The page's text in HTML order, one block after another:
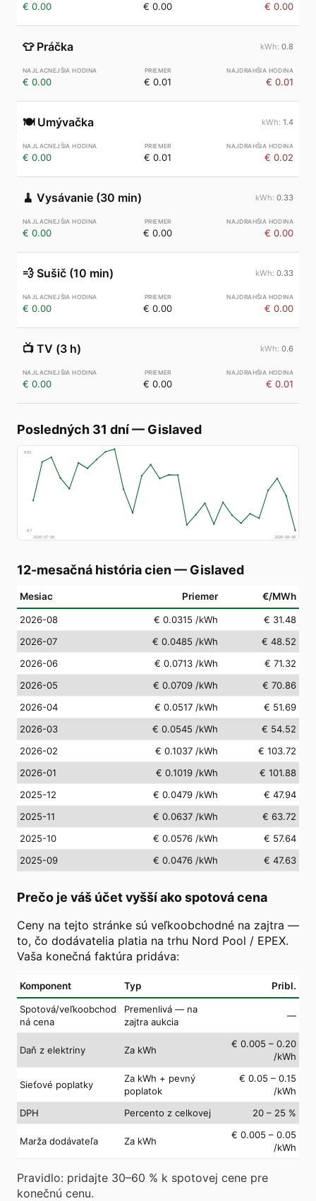
€ 0.00 € 0.00 € 0.00
👕 Práčka 0.8
€ 0.00 € 0.01 € 0.01
🍽️ Umývačka 1.4
€ 0.00 € 0.01 € 0.02
🧹 Vysávanie (30 min) 0.33
€ 0.00 € 0.00 € 0.00
💨 Sušič (10 min) 0.33
€ 0.00 € 0.00 € 0.00
📺 TV (3 h) 0.6
€ 0.00 € 0.00 € 0.01
Posledných 31 dní— Gislaved
€83
€7
2026-07-08
2026-08-06
12-mesačná história cien — Gislaved
Mesiac Priemer €/MWh
2026-08 € 0.0315 /kWh
€ 31.48
2026-07
€ 0.0485 /kWh
€ 48.52
2026-06
€ 0.0713 /kWh
€ 71.32
2026-05
€ 0.0709 /kWh
€ 70.86
2026-04
€ 0.0517 /kWh
€ 51.69
2026-03
€ 0.0545 /kWh
€ 54.52
2026-02
€ 0.1037 /kWh
€ 103.72
2026-01
€ 0.1019 /kWh
€ 101.88
2025-12
€ 0.0479 /kWh
€ 47.94
2025-11
€ 0.0637 /kWh
€ 63.72
2025-10
€ 0.0576 /kWh
€ 57.64
2025-09
€ 0.0476 /kWh € 47.63
Prečo je váš účet vyšší ako spotová cena
Ceny na tejto stránke sú veľkoobchodné na zajtra —
to, čo dodávatelia platia na trhu Nord Pool / EPEX.
Vaša konečná faktúra pridáva:
Komponent Typ Pribl.
Spotová/veľkoobchod
ná cena
Premenlivá — na
zajtra aukcia
—
Daň z elektriny Za kWh
€ 0.005 – 0.20
/kWh
Sieťové poplatky
Za kWh + pevný
poplatok
€ 0.05 – 0.15
/kWh
DPH
Percento z celkovej 20 – 25 %
Marža dodávateľa Za kWh
€ 0.005 – 0.05
/kWh
Pravidlo: pridajte 30–60 % k spotovej cene pre
konečnú cenu.